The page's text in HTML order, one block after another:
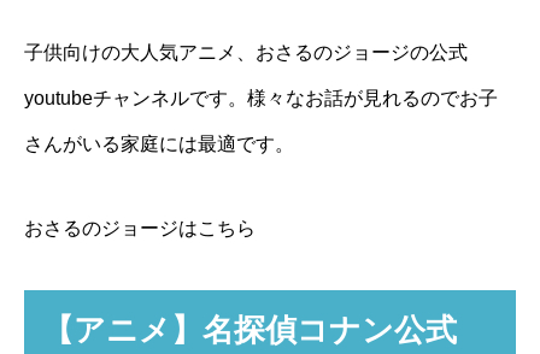
子供向けの大人気アニメ、おさるのジョージの公式
youtubeチャンネルです。様々なお話が見れるのでお子
さんがいる家庭には最適です。
おさるのジョージはこちら
【アニメ】名探偵コナン公式